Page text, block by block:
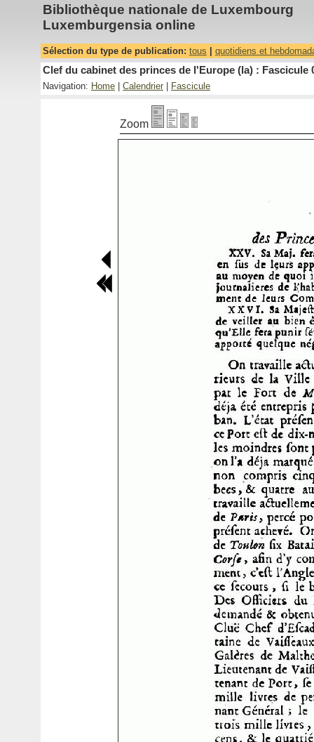
Bibliothèque nationale de Luxembourg
Luxemburgensia online
Sélection du type de publication: tous quotidiens et
Clef du cabinet des princes de l'Europe (la) : Fascicule
Navigation: Home Calendrier Fascicule
Zoom